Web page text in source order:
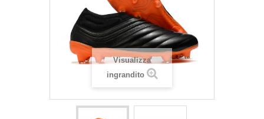
Visualizza
ingrandito